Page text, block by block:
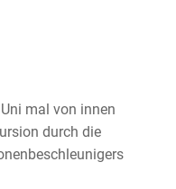
mal von innen
durch die